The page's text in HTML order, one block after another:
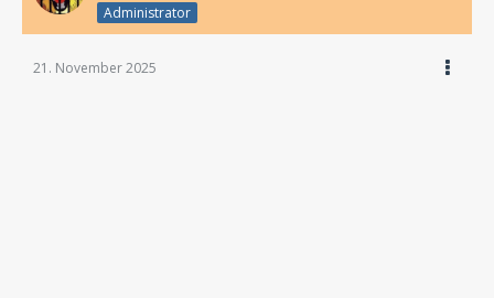
Administrator
21. November 2025